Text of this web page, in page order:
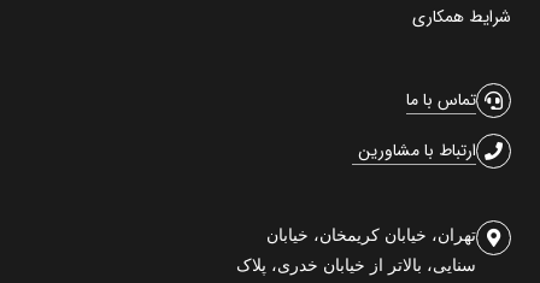
شرایط همکاری
تماس با ما
ارتباط با مشاورین
تهران، خیابان کریمخان، خیابان
سنایی، بالاتر از خیابان خدری، پلاک